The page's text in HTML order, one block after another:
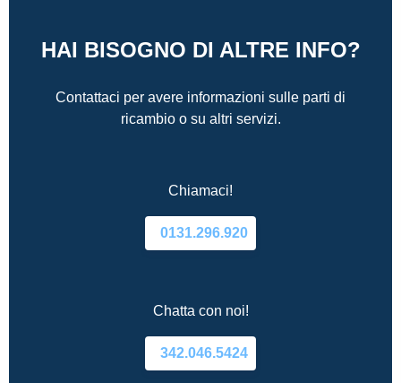
HAI BISOGNO DI ALTRE INFO?
Contattaci per avere informazioni sulle parti di
ricambio o su altri servizi.
Chiamaci!
0131.296.920
Chatta con noi!
342.046.5424